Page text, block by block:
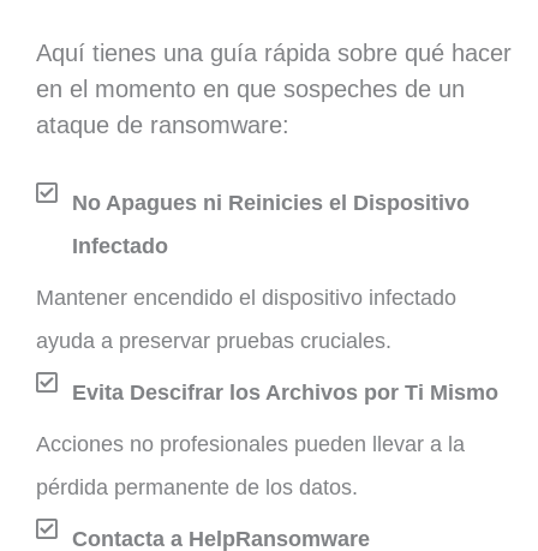
Aquí tienes una guía rápida sobre qué hacer
en el momento en que sospeches de un
ataque de ransomware:
No Apagues ni Reinicies el Dispositivo
Infectado
Mantener encendido el dispositivo infectado
ayuda a preservar pruebas cruciales.
Evita Descifrar los Archivos por Ti Mismo
Acciones no profesionales pueden llevar a la
pérdida permanente de los datos.
Contacta a HelpRansomware